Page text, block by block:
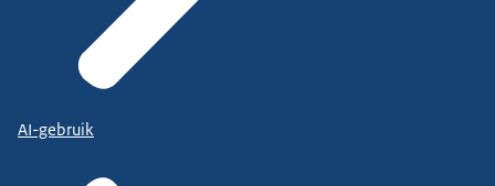
AI-gebruik